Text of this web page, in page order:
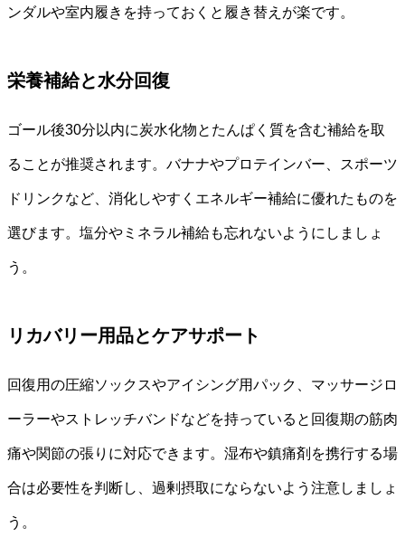
ンダルや室内履きを持っておくと履き替えが楽です。
栄養補給と水分回復
ゴール後30分以内に炭水化物とたんぱく質を含む補給を取
ることが推奨されます。バナナやプロテインバー、スポーツ
ドリンクなど、消化しやすくエネルギー補給に優れたものを
選びます。塩分やミネラル補給も忘れないようにしましょ
う。
リカバリー用品とケアサポート
回復用の圧縮ソックスやアイシング用パック、マッサージロ
ーラーやストレッチバンドなどを持っていると回復期の筋肉
痛や関節の張りに対応できます。湿布や鎮痛剤を携行する場
合は必要性を判断し、過剰摂取にならないよう注意しましょ
う。